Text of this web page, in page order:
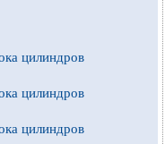
цилиндров
цилиндров
цилиндров